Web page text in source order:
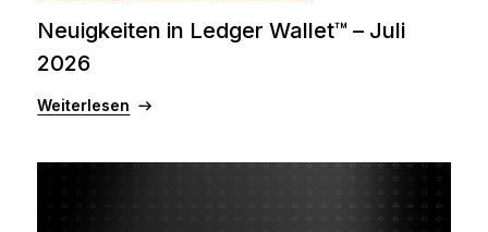
Neuigkeiten in Ledger Wallet™ – Juli
2026
Weiterlesen